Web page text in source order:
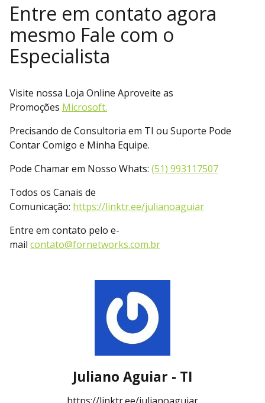
Entre em contato agora
mesmo Fale com o
Especialista
Visite nossa Loja Online Aproveite as
Promoções Microsoft.
Precisando de Consultoria em TI ou Suporte Pode
Contar Comigo e Minha Equipe.
Pode Chamar em Nosso Whats: (51) 993117507
Todos os Canais de
Comunicação: https://linktr.ee/julianoaguiar
Entre em contato pelo e-
mail contato@fornetworks.com.br
Juliano Aguiar - TI